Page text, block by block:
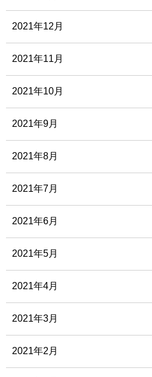
2021年12月
2021年11月
2021年10月
2021年9月
2021年8月
2021年7月
2021年6月
2021年5月
2021年4月
2021年3月
2021年2月